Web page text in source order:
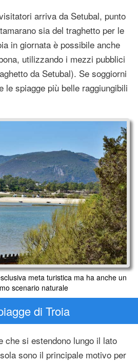
arriva da Setubal, punto
sia del traghetto per le
in giornata è possibile anche
utilizzando i mezzi pubblici
da Setubal). Se soggiorni
le spiagge più belle raggiungibili
meta turistica ma ha anche un
scenario naturale
di Troia
che si estendono lungo il lato
sono il principale motivo per